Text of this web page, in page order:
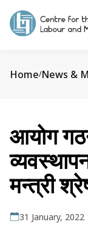
Home/News &
आयोग
मन्त्री
31 January, 2022